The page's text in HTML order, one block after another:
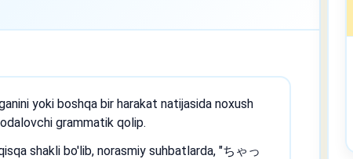
yoki boshqa bir harakat natijasida noxush
grammatik qolip.
shakli bo'lib, norasmiy suhbatlarda, "ちゃっ